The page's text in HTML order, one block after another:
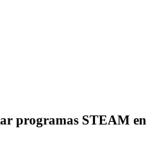
programas STEAM en